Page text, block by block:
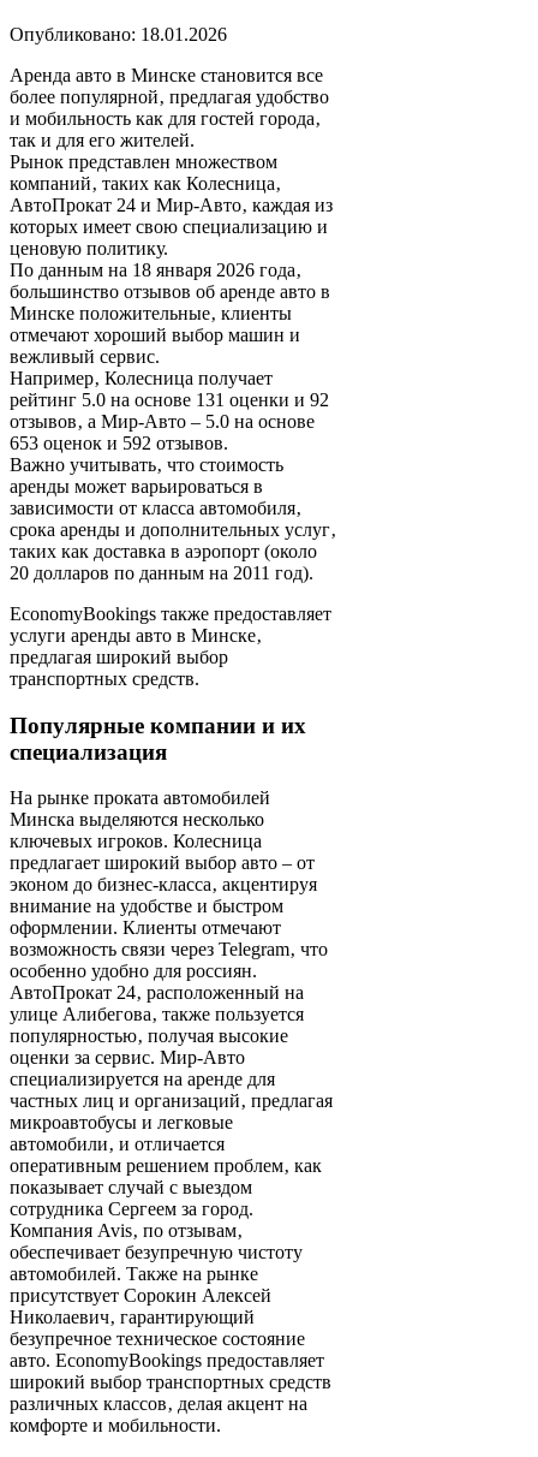
Опубликовано: 18.01.2026
Аренда авто в Минске становится все
более популярной‚ предлагая удобство
и мобильность как для гостей города‚
так и для его жителей.
Рынок представлен множеством
компаний‚ таких как Колесница‚
АвтоПрокат 24 и Мир-Авто‚ каждая из
которых имеет свою специализацию и
ценовую политику.
По данным на 18 января 2026 года‚
большинство отзывов об аренде авто в
Минске положительные‚ клиенты
отмечают хороший выбор машин и
вежливый сервис.
Например‚ Колесница получает
рейтинг 5.0 на основе 131 оценки и 92
отзывов‚ а Мир-Авто – 5.0 на основе
653 оценок и 592 отзывов.
Важно учитывать‚ что стоимость
аренды может варьироваться в
зависимости от класса автомобиля‚
срока аренды и дополнительных услуг‚
таких как доставка в аэропорт (около
20 долларов по данным на 2011 год).
EconomyBookings также предоставляет
услуги аренды авто в Минске‚
предлагая широкий выбор
транспортных средств.
Популярные компании и их
специализация
На рынке проката автомобилей
Минска выделяются несколько
ключевых игроков. Колесница
предлагает широкий выбор авто – от
эконом до бизнес-класса‚ акцентируя
внимание на удобстве и быстром
оформлении. Клиенты отмечают
возможность связи через Telegram‚ что
особенно удобно для россиян.
АвтоПрокат 24‚ расположенный на
улице Алибегова‚ также пользуется
популярностью‚ получая высокие
оценки за сервис. Мир-Авто
специализируется на аренде для
частных лиц и организаций‚ предлагая
микроавтобусы и легковые
автомобили‚ и отличается
оперативным решением проблем‚ как
показывает случай с выездом
сотрудника Сергеем за город.
Компания Avis‚ по отзывам‚
обеспечивает безупречную чистоту
автомобилей. Также на рынке
присутствует Сорокин Алексей
Николаевич‚ гарантирующий
безупречное техническое состояние
авто. EconomyBookings предоставляет
широкий выбор транспортных средств
различных классов‚ делая акцент на
комфорте и мобильности.